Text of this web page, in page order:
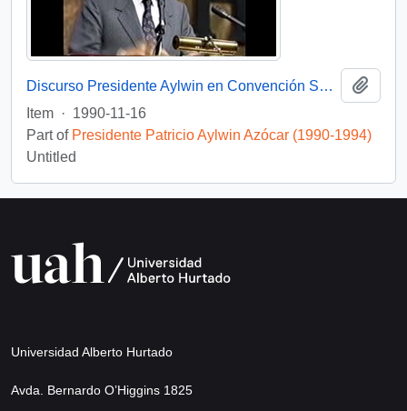
Discurso Presidente Aylwin en Convención Santiago: Video
Item · 1990-11-16
Part of Presidente Patricio Aylwin Azócar (1990-1994)
Untitled
Universidad Alberto Hurtado
Avda. Bernardo O’Higgins 1825